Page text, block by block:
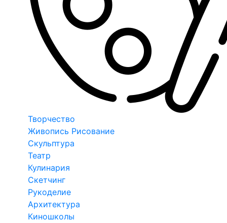
Творчество
Живопись Рисование
Скульптура
Театр
Кулинария
Скетчинг
Рукоделие
Архитектура
Киношколы